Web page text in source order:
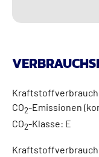
CO2-Emissionen
CO2-Klasse: E